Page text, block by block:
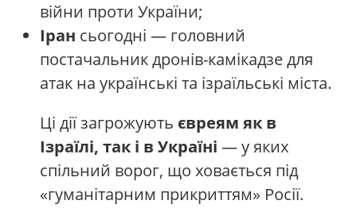
війни проти України;
Іран сьогодні — головний
постачальник дронів-камікадзе для
атак на українські та ізраїльські міста.
Ці дії загрожують євреям як в
Ізраїлі, так і в Україні — у яких
спільний ворог, що ховається під
«гуманітарним прикриттям» Росії.